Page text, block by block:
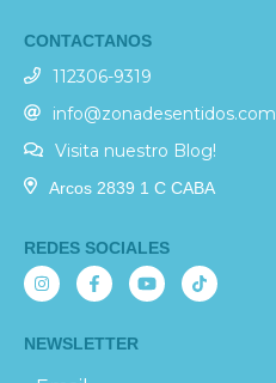
CONTACTANOS
112306-9319
info@zonadesentidos.com
Visita nuestro Blog!
Arcos 2839 1 C CABA
REDES SOCIALES
NEWSLETTER